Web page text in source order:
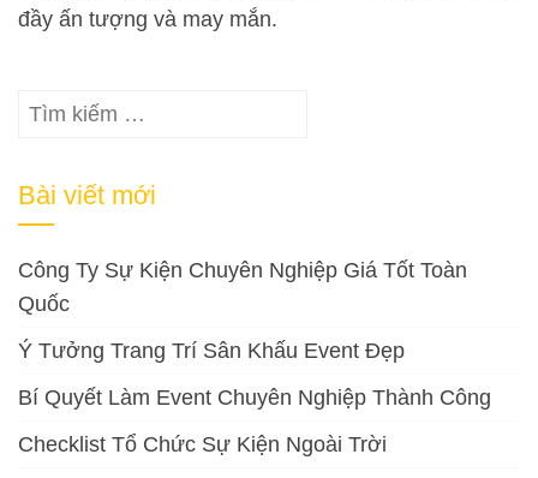
đầy ấn tượng và may mắn.
Tìm
Bài viết mới
Công Ty Sự Kiện Chuyên Nghiệp Giá Tốt Toàn
Quốc
Ý Tưởng Trang Trí Sân Khấu Event Đẹp
Bí Quyết Làm Event Chuyên Nghiệp Thành Công
Checklist Tổ Chức Sự Kiện Ngoài Trời